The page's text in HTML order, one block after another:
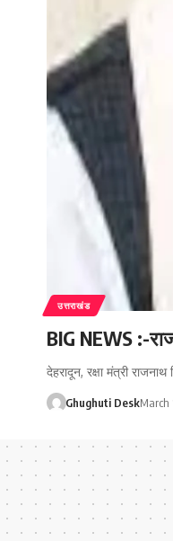
उत्तराखंड
BIG NEWS :-
देहरादून, रक्षा मंत्री
Ghughuti DeskMarch